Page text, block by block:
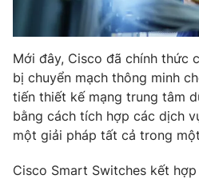
Khán giả
Giải sao mai
Làm đẹp
Chất lượng cuộc sống
Giáo dục
Tuyển sinh
Học trực tuyến
Công nghệ
Hitech Công nghệ tương lai
Sản phẩm
Thị trường
Giao lưu trực tuyến
Mới đây, Cisco đã chính thức
bị chuyển mạch thông minh
tiến thiết kế mạng trung tâm
bằng cách tích hợp các dịch
một giải pháp tất cả trong
Cisco Smart Switches kết